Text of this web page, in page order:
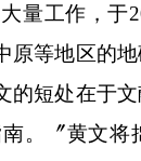
量工作，于
等地区的
短处在于
。〞黄文